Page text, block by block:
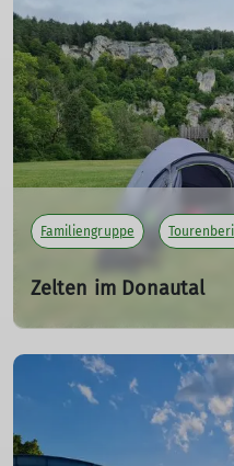
Spurensuche auf der
Punsch und
mehr erfahren
Familiengruppe
Zelten im Donautal
Wie schön ists am Wasser!
Ein Plätzchen direkt am
im Zelt.
mehr erfahren